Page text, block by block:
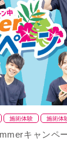
ストレス
るみ 手首
十肩 代謝
美肌 自
熱中症 夏
冬バテ こむ
ドリンク フ
施術体験 施術体
キャンペ